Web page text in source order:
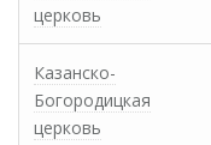
церковь
Казанско-
Богородицкая
церковь